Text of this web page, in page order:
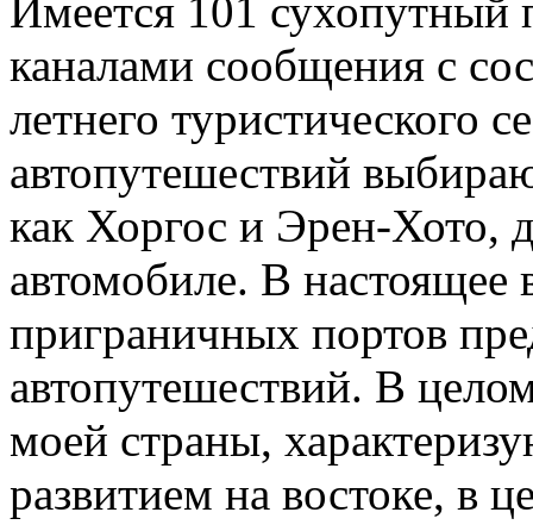
Имеется 101
каналами сообщения с
летнего туристического
автопутешествий
как Хоргос и Эрен-Хото,
автомобиле. В настоящее
приграничных портов
автопутешествий. В
моей страны,
развитием на востоке, в